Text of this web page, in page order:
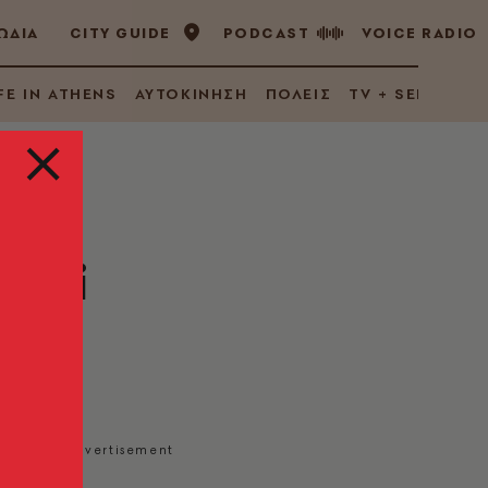
CITY GUIDE PODCAST VOICE RADIO
IN ATHENS ΑΥΤΟΚΙΝΗΣΗ ΠΟΛΕΙΣ TV + SERIES